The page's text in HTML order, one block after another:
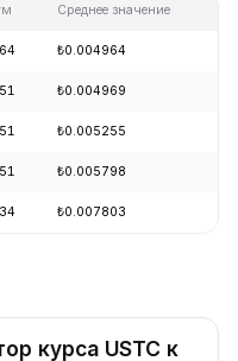
Среднее значение
₺0.004964
₺0.004969
₺0.005255
₺0.005798
₺0.007803
курса USTC к